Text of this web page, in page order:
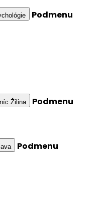
Podmenu
Žilina
Podmenu
Podmenu